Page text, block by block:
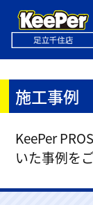
施工事例
KeePer
いた事例を